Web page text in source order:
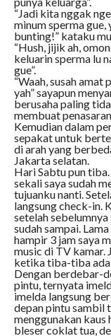
“Jadi kita nggak
minum sperma gue,
bunting!” kataku
“Hush, jijik ah,
keluarin sperma lu
gue”.
“Waah, susah
yah” sayapun
berusaha paling
membuat
Kemudian dalam
sepakat untuk
di arah yang
Jakarta selatan.
Hari Sabtu pun
sekali saya sudah
tujuanku nanti.
langsung check-in.
setelah
sudah sampai.
hampir 3 jam saya
music di TV kamar.
ketika tiba-tiba ada
Dengan berdebar-
pintu, ternyata
imelda langsung
depan pintu sambil
menggunakan
bleser coklat tua,